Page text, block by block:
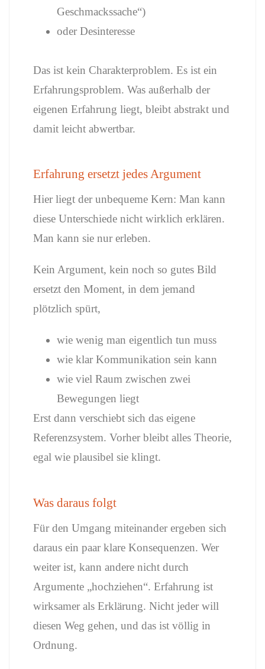
Geschmackssache“)
oder Desinteresse
Das ist kein Charakterproblem. Es ist ein
Erfahrungsproblem. Was außerhalb der
eigenen Erfahrung liegt, bleibt abstrakt und
damit leicht abwertbar.
Erfahrung ersetzt jedes Argument
Hier liegt der unbequeme Kern: Man kann
diese Unterschiede nicht wirklich erklären.
Man kann sie nur erleben.
Kein Argument, kein noch so gutes Bild
ersetzt den Moment, in dem jemand
plötzlich spürt,
wie wenig man eigentlich tun muss
wie klar Kommunikation sein kann
wie viel Raum zwischen zwei
Bewegungen liegt
Erst dann verschiebt sich das eigene
Referenzsystem. Vorher bleibt alles Theorie,
egal wie plausibel sie klingt.
Was daraus folgt
Für den Umgang miteinander ergeben sich
daraus ein paar klare Konsequenzen. Wer
weiter ist, kann andere nicht durch
Argumente „hochziehen“. Erfahrung ist
wirksamer als Erklärung. Nicht jeder will
diesen Weg gehen, und das ist völlig in
Ordnung.